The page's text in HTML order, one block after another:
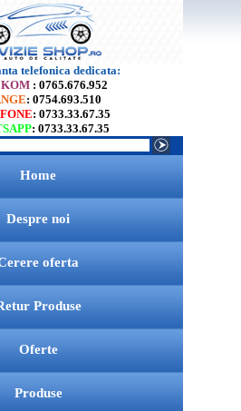
telefonica dedicata:
: 0765.676.952
: 0754.693.510
: 0733.33.67.35
: 0733.33.67.35
Home
Despre noi
oferta
Produse
Oferte
Produse